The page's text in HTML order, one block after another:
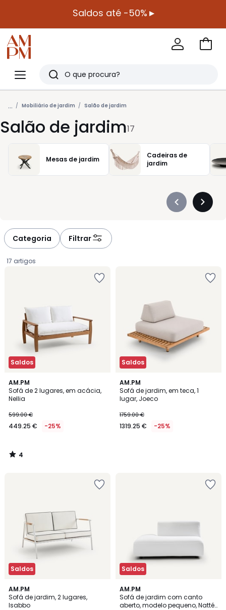
Saldos até -50% ▸
Menu
Redoute
Pesquisar
Últimos
artigos
vistos
Ir
... Mobiliário de jardim Salão de jardim
Salão de jardim17
Mesas de jardim
Cadeiras de
jardim
Précédent
Categoria Filtrar
17 artigos
Saldos
AM.PM
Sofá de 2 lugares, em acácia,
Nellia
€
em
de
599.00
599.00 €
449.25 € -25%
4
/
5
4
/
Saldos
AM.PM
Sofá de jardim, em teca, 1
lugar, Joeco
1759.00 €
1319.25 € -25%
Saldos
AM.PM
Sofá de jardim, 2 lugares,
Isabbo
4
/
5
Saldos
AM.PM
Sofá de jardim com canto
aberto, modelo pequeno, Natté,
2
Cores